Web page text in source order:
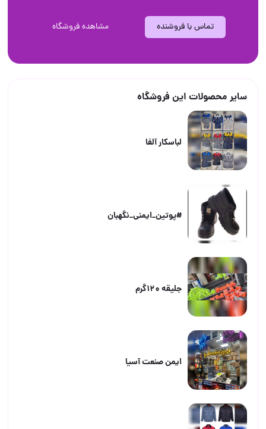
تماس با فروشنده مشاهده فروشگاه
سایر محصولات این فروشگاه
لباسکار آلفا
#پوتین_ایمنی_نگهبان
جلیقه ۱۲۰گرم
ایمن صنعت آسیا